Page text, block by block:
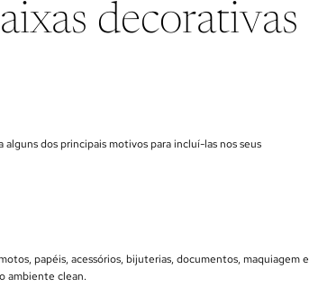
decorativas
alguns dos principais motivos para incluí-las nos seus
papéis, acessórios, bijuterias, documentos, maquiagem e
ambiente clean.